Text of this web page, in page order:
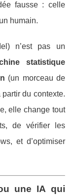
fausse : celle
humain.
n’est pas un
statistique
(un morceau de
partir du contexte.
elle change tout
de vérifier les
et d’optimiser
une IA qui